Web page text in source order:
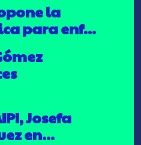
la
para enf...
Josefa
en...